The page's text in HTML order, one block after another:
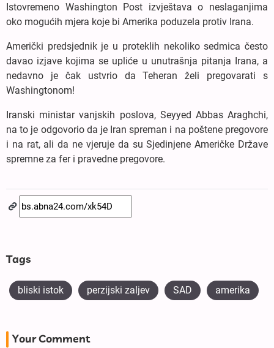
Istovremeno Washington Post izvještava o neslaganjima
oko mogućih mjera koje bi Amerika poduzela protiv Irana.
Američki predsjednik je u proteklih nekoliko sedmica često
davao izjave kojima se upliće u unutrašnja pitanja Irana, a
nedavno je čak ustvrio da Teheran želi pregovarati s
Washingtonom!
Iranski ministar vanjskih poslova, Seyyed Abbas Araghchi,
na to je odgovorio da je Iran spreman i na poštene pregovore
i na rat, ali da ne vjeruje da su Sjedinjene Američke Države
spremne za fer i pravedne pregovore.
Tags
bliski istok perzijski zaljev SAD amerika
Your Comment